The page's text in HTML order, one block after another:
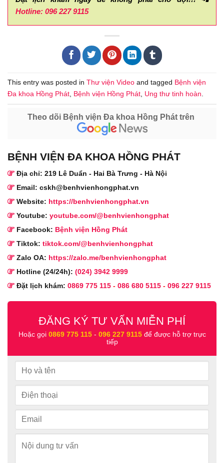
Hotline: 096 227 9115
This entry was posted in Thư viện Video and tagged Bệnh viện
Đa khoa Hồng Phát Bệnh viện Hồng Phát Ung thư tinh hoàn
Theo dõi Bệnh viện Đa khoa Hồng Phát trên
BỆNH VIỆN ĐA KHOA HỒNG PHÁT
Địa chỉ: 219 Lê Duẩn - Hai Bà Trưng - Hà Nội
Email: cskh@benhvienhongphat.vn
Website: https://benhvienhongphat.vn
Youtube: youtube.com/@benhvienhongphat
Facebook: Bệnh viện Hồng Phát
Tiktok: tiktok.com/@benhvienhongphat
Zalo OA: https://zalo.me/benhvienhongphat
Hotline (24/24h): (024) 3942 9999
Đặt lịch khám: 0869 775 115 - 086 680 5115 - 096 227 9115
ĐĂNG KÝ TƯ VẤN MIỄN PHÍ
Hoặc gọi 0869 775 115- 096 227 9115 để được hỗ trợ trực
tiếp